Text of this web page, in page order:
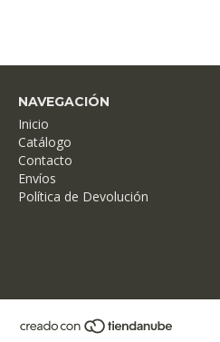
NAVEGACIÓN
Inicio
Catálogo
Contacto
Envíos
Política de Devolución